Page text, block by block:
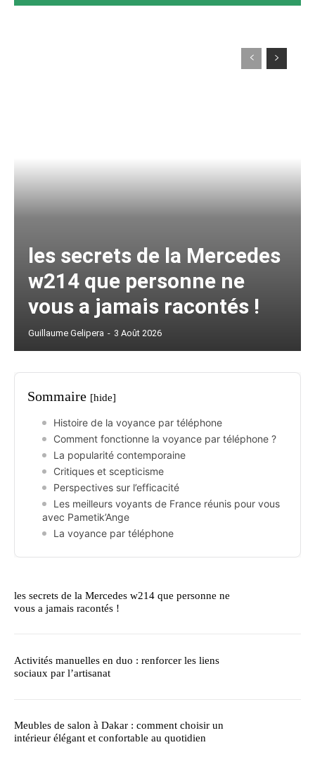
les secrets de la Mercedes
w214 que personne ne
vous a jamais racontés !
Guillaume Gelipera - 3 Août 2026
Sommaire [hide]
Histoire de la voyance par téléphone
Comment fonctionne la voyance par téléphone ?
La popularité contemporaine
Critiques et scepticisme
Perspectives sur l’efficacité
Les meilleurs voyants de France réunis pour vous
avec Pametik’Ange
La voyance par téléphone
les secrets de la Mercedes w214 que personne ne
vous a jamais racontés !
Activités manuelles en duo : renforcer les liens
sociaux par l’artisanat
Meubles de salon à Dakar : comment choisir un
intérieur élégant et confortable au quotidien